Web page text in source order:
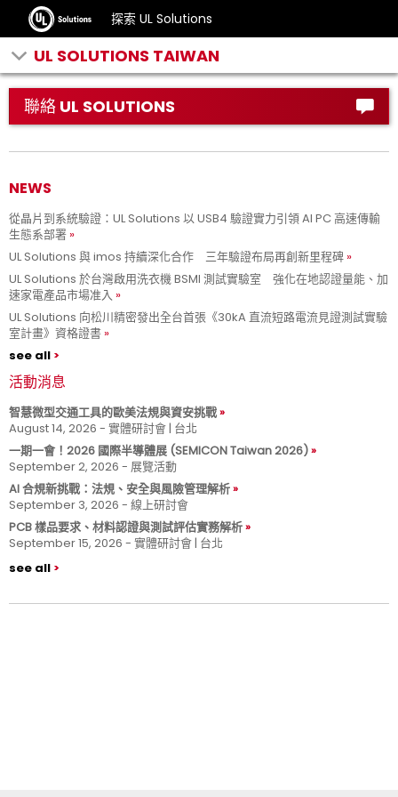
探索 UL Solutions
UL SOLUTIONS TAIWAN
聯絡 UL SOLUTIONS
NEWS
從晶片到系統驗證：UL Solutions 以 USB4 驗證實力引領 AI PC 高速傳輸
生態系部署
UL Solutions 與 imos 持續深化合作 三年驗證布局再創新里程碑
UL Solutions 於台灣啟用洗衣機 BSMI 測試實驗室 強化在地認證量能、加
速家電產品市場准入
UL Solutions 向松川精密發出全台首張《30kA 直流短路電流見證測試實驗
室計畫》資格證書
see all
活動消息
智慧微型交通工具的歐美法規與資安挑戰
August 14, 2026 - 實體研討會 | 台北
一期一會！2026 國際半導體展 (SEMICON Taiwan 2026)
September 2, 2026 - 展覽活動
AI 合規新挑戰：法規、安全與風險管理解析
September 3, 2026 - 線上研討會
PCB 樣品要求、材料認證與測試評估實務解析
September 15, 2026 - 實體研討會 | 台北
see all